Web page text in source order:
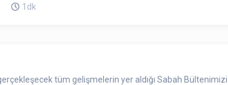
1dk
tüm gelişmelerin yer aldığı Sabah Bültenimizi